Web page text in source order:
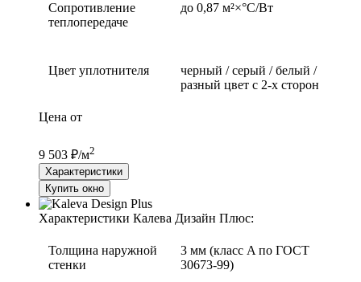
Сопротивление
теплопередаче
до 0,87 м²×°С/Вт
Цвет уплотнителя
черный / серый / белый /
разный цвет с 2-х сторон
Цена от
9 503 ₽/м2
Характеристики
Купить окно
Характеристики Калева Дизайн Плюс:
Толщина наружной
стенки
3 мм (класс A по ГОСТ
30673-99)